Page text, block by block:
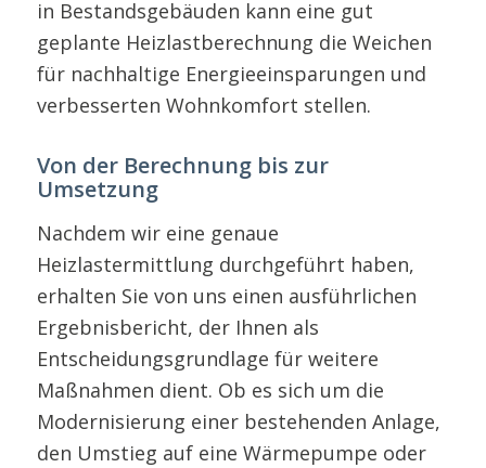
in Bestandsgebäuden kann eine gut
geplante Heizlastberechnung die Weichen
für nachhaltige Energieeinsparungen und
verbesserten Wohnkomfort stellen.
Von der Berechnung bis zur
Umsetzung
Nachdem wir eine genaue
Heizlastermittlung durchgeführt haben,
erhalten Sie von uns einen ausführlichen
Ergebnisbericht, der Ihnen als
Entscheidungsgrundlage für weitere
Maßnahmen dient. Ob es sich um die
Modernisierung einer bestehenden Anlage,
den Umstieg auf eine Wärmepumpe oder